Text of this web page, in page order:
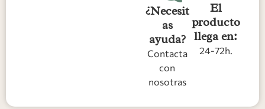
¿Necesit
as
ayuda?
Contacta
con
nosotras
El
producto
llega en:
24-72h.